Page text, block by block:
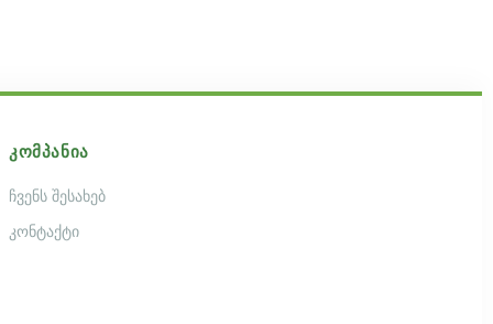
ᲙᲝᲛᲞᲐᲜᲘᲐ
ჩვენს შესახებ
კონტაქტი